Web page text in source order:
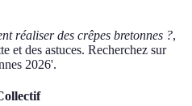
réaliser des crêpes bretonnes ?,
et des astuces. Recherchez sur
2026'.